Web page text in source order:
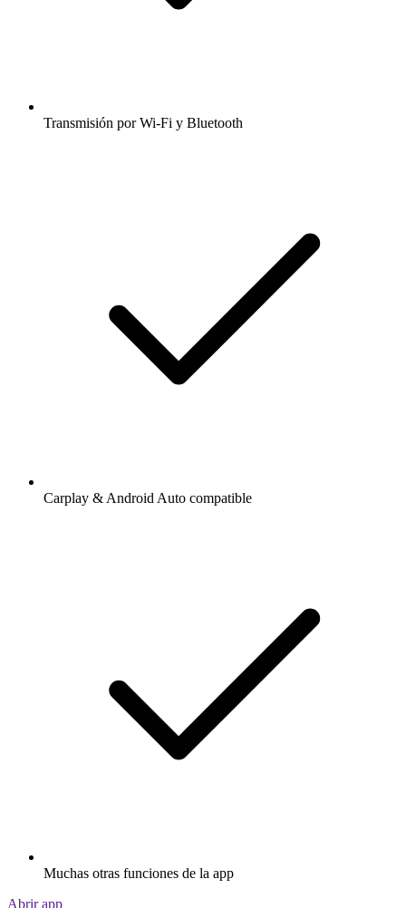
Transmisión por Wi-Fi y Bluetooth
Carplay & Android Auto compatible
Muchas otras funciones de la app
Abrir app